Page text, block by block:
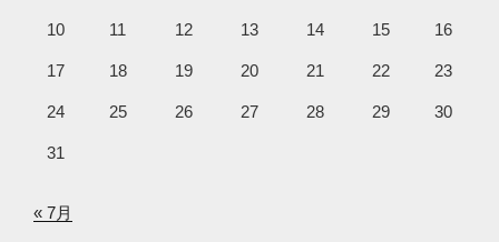
10 11 12 13 14 15 16
17 18 19 20 21 22 23
24 25 26 27 28 29 30
31
« 7月